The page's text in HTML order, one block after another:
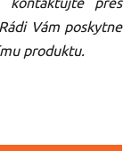
Rádi Vám poskytne
produktu.